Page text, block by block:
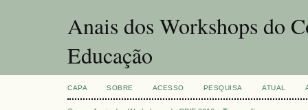
Anais dos Workshops do
Educação
CAPA SOBRE ACESSO PESQUISA ATUAL